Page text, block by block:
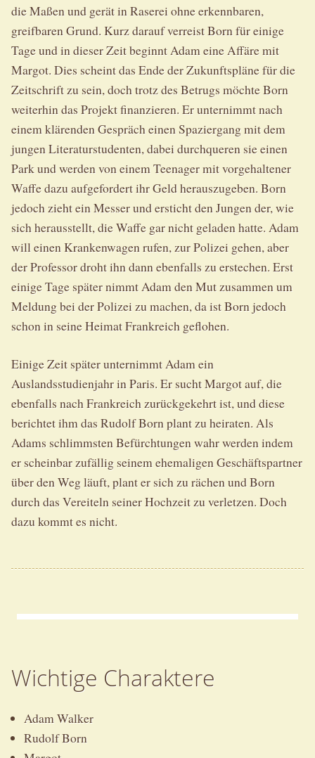
die Maßen und gerät in Raserei ohne erkennbaren,
greifbaren Grund. Kurz darauf verreist Born für einige
Tage und in dieser Zeit beginnt Adam eine Affäre mit
Margot. Dies scheint das Ende der Zukunftspläne für die
Zeitschrift zu sein, doch trotz des Betrugs möchte Born
weiterhin das Projekt finanzieren. Er unternimmt nach
einem klärenden Gespräch einen Spaziergang mit dem
jungen Literaturstudenten, dabei durchqueren sie einen
Park und werden von einem Teenager mit vorgehaltener
Waffe dazu aufgefordert ihr Geld herauszugeben. Born
jedoch zieht ein Messer und ersticht den Jungen der, wie
sich herausstellt, die Waffe gar nicht geladen hatte. Adam
will einen Krankenwagen rufen, zur Polizei gehen, aber
der Professor droht ihn dann ebenfalls zu erstechen. Erst
einige Tage später nimmt Adam den Mut zusammen um
Meldung bei der Polizei zu machen, da ist Born jedoch
schon in seine Heimat Frankreich geflohen.
Einige Zeit später unternimmt Adam ein
Auslandsstudienjahr in Paris. Er sucht Margot auf, die
ebenfalls nach Frankreich zurückgekehrt ist, und diese
berichtet ihm das Rudolf Born plant zu heiraten. Als
Adams schlimmsten Befürchtungen wahr werden indem
er scheinbar zufällig seinem ehemaligen Geschäftspartner
über den Weg läuft, plant er sich zu rächen und Born
durch das Vereiteln seiner Hochzeit zu verletzen. Doch
dazu kommt es nicht.
Wichtige Charaktere
Adam Walker
Rudolf Born